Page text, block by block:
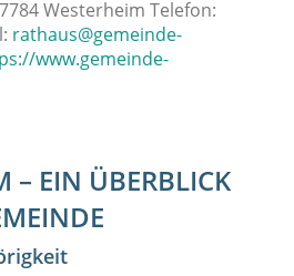
Westerheim Telefon:
rathaus@gemeinde-
www.gemeinde-
– EIN ÜBERBLICK